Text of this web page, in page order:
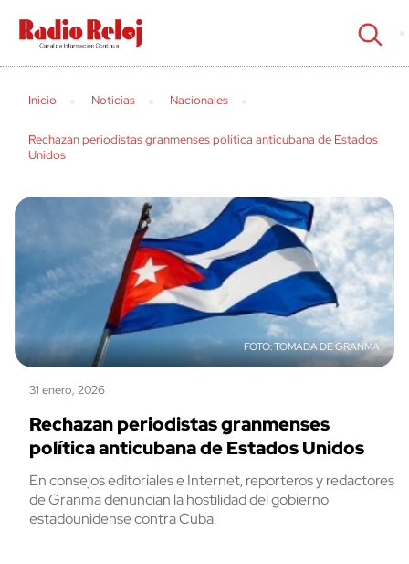
cerrar
Inicio Noticias Nacionales
Rechazan periodistas granmenses política anticubana de Estados
Unidos
TOMADA DE GRANMA
31 enero, 2026
Rechazan periodistas granmenses
política anticubana de Estados Unidos
En consejos editoriales e Internet, reporteros y redactores
de Granma denuncian la hostilidad del gobierno
estadounidense contra Cuba.